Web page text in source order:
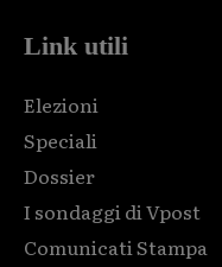
Link utili
Elezioni
Speciali
Dossier
I sondaggi di Vpost
Comunicati Stampa